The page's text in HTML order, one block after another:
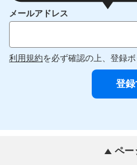
メールアドレス
利用規約を必ず確認の上、登録
ペー